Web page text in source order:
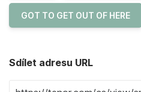
GOT TO GET OUT OF HERE
Sdílet adresu URL